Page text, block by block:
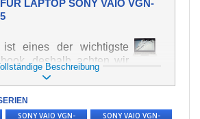
LAPTOP SONY VAIO VGN-
eines der wichtigste
deshalb achten wir
dieses Ersatzteils.
von Texten und
Form. Zu
kommt es sehr
Beschreibung
SONY VAIO VGN-
SONY VAIO VGN-